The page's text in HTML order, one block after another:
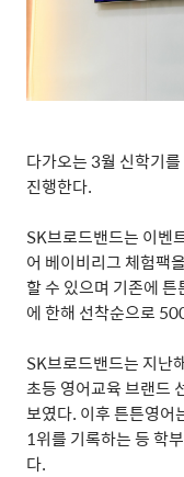
다가오는3월 신학기
진행한다.
SK브로드밴드는 이벤
어 베이비리그 체험팩
할 수 있으며 기존에
에 한해 선착순으로
SK브로드밴드는 지난
초등 영어교육 브랜드
보였다. 이후 튼튼영어
1위를 기록하는 등 학
다.